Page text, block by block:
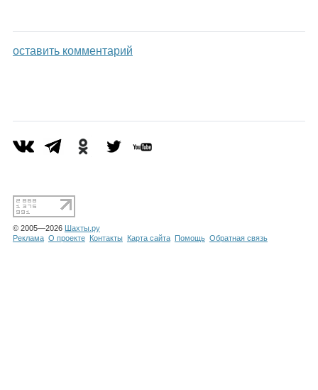
Инфо
оставить комментарий
© 2005—2026 Шахты.ру
Реклама О проекте Контакты Карта сайта Помощь Обратная связь